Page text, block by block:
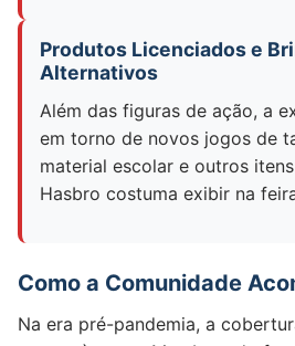
Produtos Licenciados e
Alternativos
Além das figuras de ação, a
em torno de novos jogos de
material escolar e outros
Hasbro costuma exibir na
Como a Comunidade
Na era pré-pandemia, a